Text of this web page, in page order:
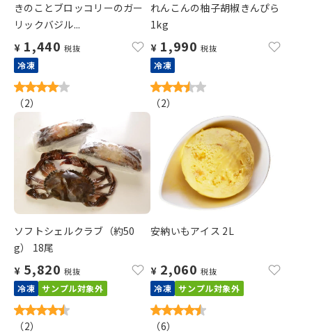
きのことブロッコリーのガー
リックバジル...
¥ 1,440 税抜
冷凍
（2）
れんこんの柚子胡椒きんぴら
1kg
¥ 1,990 税抜
冷凍
（2）
ソフトシェルクラブ（約50
g） 18尾
¥ 5,820 税抜
冷凍 サンプル対象外
（2）
安納いもアイス 2L
¥ 2,060 税抜
冷凍 サンプル対象外
（6）